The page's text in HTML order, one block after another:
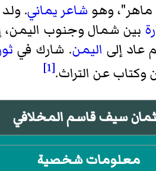
وهو شاعر يماني. ولد عام
بين شمال وجنوب اليمن،
عاد إلى اليمن. شارك في ثورة
وكتاب عن التراث.[1]
سيف قاسم المخلافي
معلومات شخصية